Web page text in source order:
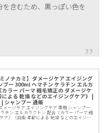
含むため、黒っぽい色を
ノナカミ】ダメージケア エイジング
プー 300ml ヘマチン ケラチン エルカ
カラー パーマ 縮毛矯正の ダメージケ
による 乾燥 などのエイジングケア》 |
| シャンプー 通販
メージケア エイジングケア 専用 シャンプー
チン エルカラクトン 配合《カラー パーマ 縮
ア》《白髪 年齢による 乾燥 などのエイジン